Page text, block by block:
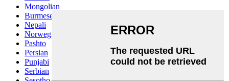
Mongolian
Burmese
Nepali
Norwegian
Pashto
Persian
Punjabi
Serbian